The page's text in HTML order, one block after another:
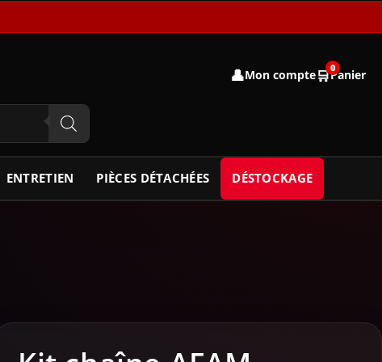
👤Mon compte🛒0
Panier
ENTRETIEN PIÈCES DÉTACHÉES DÉSTOCKAGE